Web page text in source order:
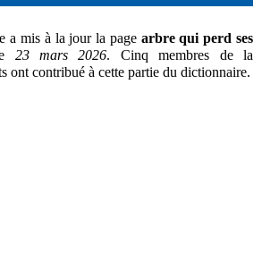
a mis à la jour la page arbre qui perd ses
23 mars 2026. Cinq membres de la
ont contribué à cette partie du dictionnaire.